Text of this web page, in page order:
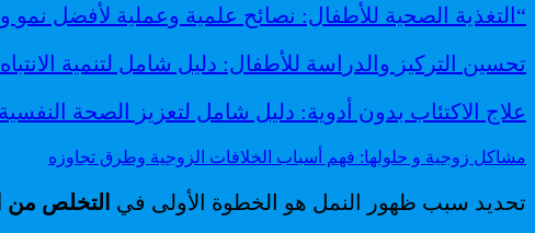
“التغذية الصحية للأطفال: نصائح علمية وعملية لأفضل نمو
تحسين التركيز والدراسة للأطفال: دليل شامل لتنمية
علاج الاكتئاب بدون أدوية: دليل شامل لتعزيز الصحة النفسية
مشاكل زوجية و حلولها: فهم أسباب الخلافات الزوجية وطرق تجاوزه
تحديد سبب ظهور النمل هو الخطوة الأولى في التخلص من